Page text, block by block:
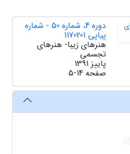
دوره 4، شماره 50 - شماره
پیاپی 1170201
هنرهای زیبا- هنرهای
تجسمی
پاییز 1391
صفحه 5-14